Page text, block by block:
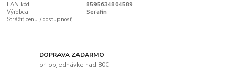
EAN kód:
8595634804589
Výrobca:
Serafin
Strážiť cenu / dostupnosť
DOPRAVA ZADARMO
pri objednávke nad 80€